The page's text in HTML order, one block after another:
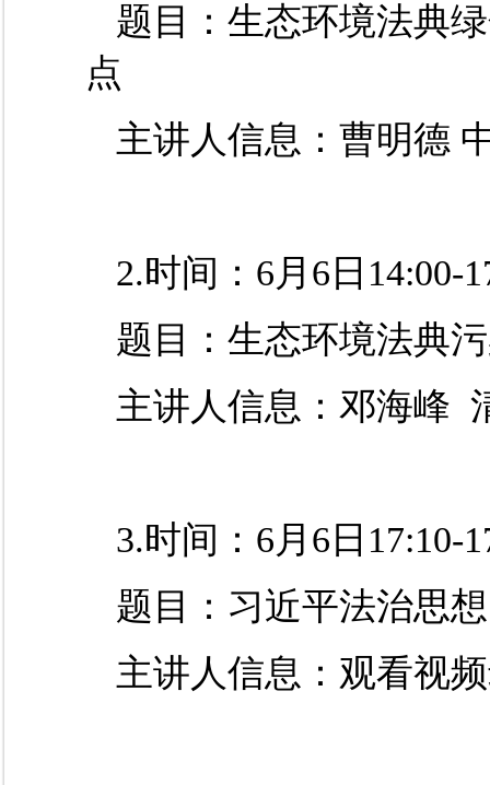
题目： 生态环境法典
点
主讲人信息： 曹明德
2.时间： 6月 6 日 14:00-
题目： 生态环境法典
主讲人信息： 邓海峰
3.时间：6月6日17:10-
题目：习近平法治思
主讲人信息：观看视